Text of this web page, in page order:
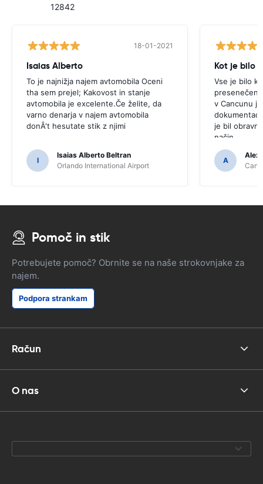
12842
18-01-2021
Isaias Alberto
To je najnižja najem avtomobila Oceni
tha sem prejel; Kakovost in stanje
avtomobila je excelente.Če želite, da
varno denarja v najem avtomobila
donÂ't hesutate stik z njimi
I
Isaias Alberto Beltran
Orlando International Airport
Kot je bilo
Vse je bilo
v Cancunu
je bil
način.
A
Alex
Pomoč in stik
Potrebujete pomoč? Obrnite se na naše strokovnjake za
najem.
Podpora strankam
Račun
O nas